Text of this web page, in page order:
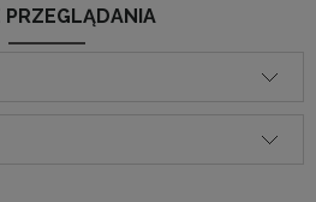
PRZEGLĄDANIA